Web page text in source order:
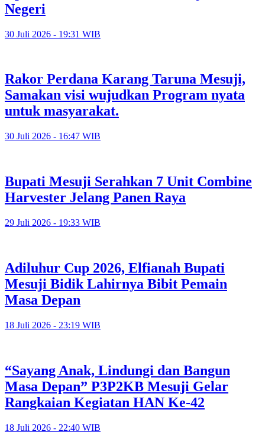
Negeri
30 Juli 2026 - 19:31 WIB
Rakor Perdana Karang Taruna Mesuji,
Samakan visi wujudkan Program nyata
untuk masyarakat.
30 Juli 2026 - 16:47 WIB
Bupati Mesuji Serahkan 7 Unit Combine
Harvester Jelang Panen Raya
29 Juli 2026 - 19:33 WIB
Adiluhur Cup 2026, Elfianah Bupati
Mesuji Bidik Lahirnya Bibit Pemain
Masa Depan
18 Juli 2026 - 23:19 WIB
“Sayang Anak, Lindungi dan Bangun
Masa Depan” P3P2KB Mesuji Gelar
Rangkaian Kegiatan HAN Ke-42
18 Juli 2026 - 22:40 WIB